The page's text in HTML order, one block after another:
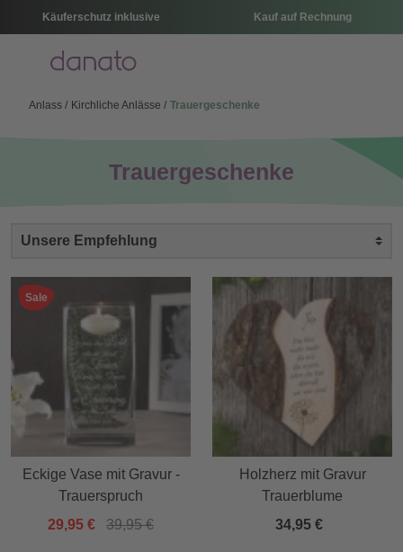
Käuferschutz inklusive Kauf auf Rechnung
Menü
Anlass Kirchliche Anlässe Trauergeschenke
Trauergeschenke
Sale
Eckige Vase mit Gravur -
Trauerspruch
29,95 €
39,95 €
Holzherz mit Gravur
Trauerblume
34,95 €